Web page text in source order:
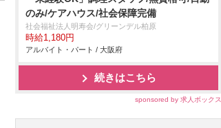
のみ/ケアハウス/社会保障完備
社会福祉法人明寿会/グリーンデル柏原
時給1,180円
アルバイト・パート / 大阪府
続きはこちら
sponsored by 求人ボックス